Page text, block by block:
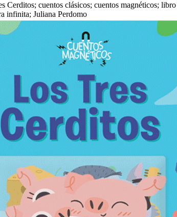
Cerditos; cuentos clásicos; cuentos magnéticos;
infinita; Juliana Perdomo